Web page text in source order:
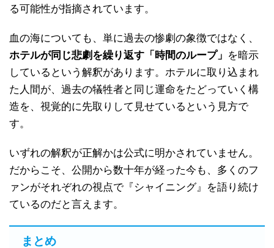
る可能性が指摘されています。
血の海についても、単に過去の惨劇の象徴ではなく、
ホテルが同じ悲劇を繰り返す「時間のループ」 を暗示
しているという解釈があります。ホテルに取り込まれ
た人間が、過去の犠牲者と同じ運命をたどっていく構
造を、視覚的に先取りして見せているという見方で
す。
いずれの解釈が正解かは公式に明かされていません。
だからこそ、公開から数十年が経った今も、多くのフ
ァンがそれぞれの視点で『シャイニング』を語り続け
ているのだと言えます。
まとめ